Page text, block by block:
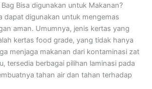
Bisa digunakan untuk Makanan?
dapat digunakan untuk mengemas
aman. Umumnya, jenis kertas yang
kertas food grade, yang tidak hanya
menjaga makanan dari kontaminasi zat
tersedia berbagai pilihan laminasi pada
tahan air dan tahan terhadap